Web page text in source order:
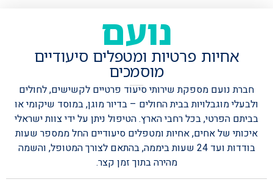
נועם
אחיות פרטיות ומטפלים סיעודיים
מוסמכים
חברת נועם מספקת שירותי סיעוד פרטיים לקשישים, לחולים
ולבעלי מוגבלויות בבית החולים – בדיור מוגן, במוסד שיקומי או
בביתם הפרטי, בכל רחבי הארץ.הטיפול ניתן על ידי צוות ישראלי
איכותי של אחים, אחיות ומטפלים סיעודיים החל ממספר שעות
בודדות ועד 24 שעות ביממה, בהתאם לצורך המטופל, והשמה
מהירה בתוך זמן קצר.